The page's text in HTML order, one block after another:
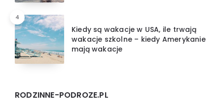
4
Kiedy są wakacje w USA, ile trwają
wakacje szkolne – kiedy Amerykanie
mają wakacje
RODZINNE-PODROZE.PL